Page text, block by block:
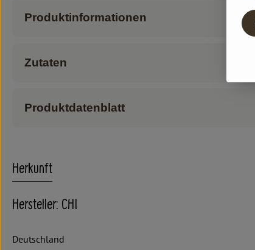
Produktinformationen
Zutaten
Produktdatenblatt
Herkunft
Hersteller: CHI
Deutschland